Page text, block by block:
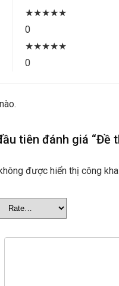
★★★★★
0
★★★★★
0
tiên đánh giá “Đề
được hiển thị công